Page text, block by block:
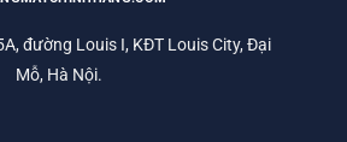
đường Louis I, KĐT Louis City, Đại
Mỗ, Hà Nội.